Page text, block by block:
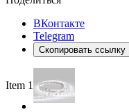
ВКонтакте
Telegram
Скопировать ссылку
Item 1 of 2